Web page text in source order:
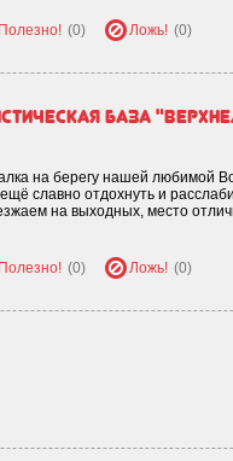
Полезно! (0) Ложь! (0)
база
на берегу нашей любимой
славно отдохнуть и
на выходных, место
Полезно! (0) Ложь! (0)